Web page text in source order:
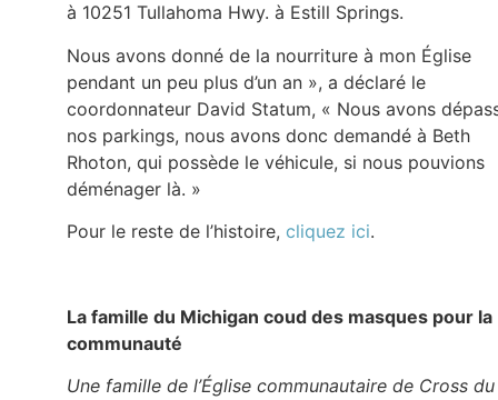
à 10251 Tullahoma Hwy. à Estill Springs.
Nous avons donné de la nourriture à mon Église
pendant un peu plus d’un an », a déclaré le
coordonnateur David Statum, « Nous avons
nos parkings, nous avons donc demandé à Beth
Rhoton, qui possède le véhicule, si nous pouvions
déménager là. »
Pour le reste de l’histoire, cliquez ici.
La famille du Michigan coud des masques pour la
communauté
Une famille de l’Église communautaire de Cross du